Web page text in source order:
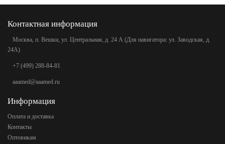
Контактная информация
Москва, п. Вешки, ул. Центральная, д. 24 А (Для навигатора: ул. Заводская, д.
24А)
+7 (499) 288-84-81
aaamed@aaamed.ru
Информация
Оплата и доставка
Контакты
Оптовикам